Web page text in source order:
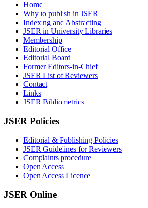
Home
Why to publish in JSER
Indexing and Abstracting
JSER in University Libraries
Membership
Editorial Office
Editorial Board
Former Editors-in-Chief
JSER List of Reviewers
Contact
Links
JSER Bibliometrics
JSER Policies
Editorial & Publishing Policies
JSER Guidelines for Reviewers
Complaints procedure
Open Access
Open Access Licence
JSER Online